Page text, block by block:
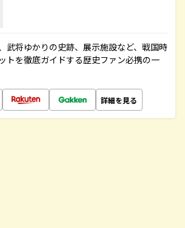
武将ゆかりの史跡、展示施設など、戦国時
トを徹底ガイドする歴史ファン必携の一
詳細を見る